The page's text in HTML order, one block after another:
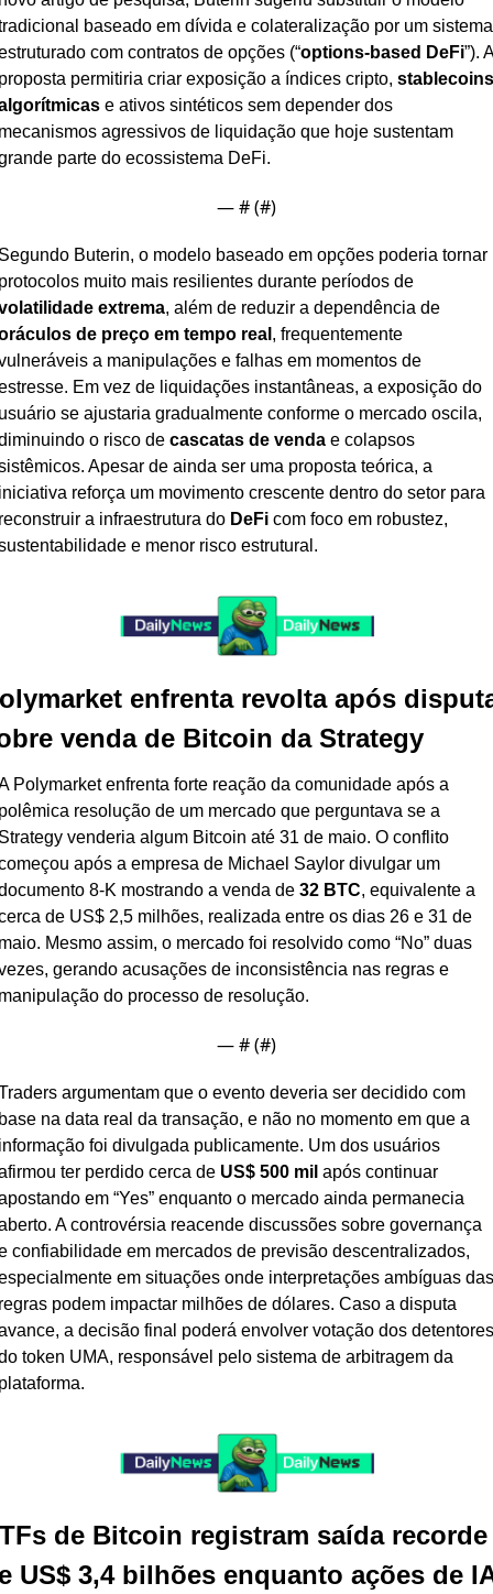
baseado em dívida e colateralização por um sistema
com contratos de opções (“options-based DeFi”). A
permitiria criar exposição a índices cripto, stablecoins
e ativos sintéticos sem depender dos
agressivos de liquidação que hoje sustentam
parte do ecossistema DeFi.
— # (#)
Buterin, o modelo baseado em opções poderia tornar
extrema
de preço em tempo real , frequentemente
a manipulações e falhas em momentos de
Em vez de liquidações instantâneas, a exposição do
se ajustaria gradualmente conforme o mercado oscila,
o risco de cascatas de venda e colapsos
Apesar de ainda ser uma proposta teórica, a
reforça um movimento crescente dentro do setor para
a infraestrutura do DeFi com foco em robustez,
e menor risco estrutural.
enfrenta revolta após
venda de Bitcoin da Strategy
Polymarket enfrenta forte reação da comunidade após a
resolução de um mercado que perguntava se a
venderia algum Bitcoin até 31 de maio. O conflito
após a empresa de Michael Saylor divulgar um
8-K mostrando a venda de 32 BTC, equivalente a
de US$ 2,5 milhões, realizada entre os dias 26 e 31 de
Mesmo assim, o mercado foi resolvido como “No” duas
gerando acusações de inconsistência nas regras e
do processo de resolução.
— # (#)
argumentam que o evento deveria ser decidido com
na data real da transação, e não no momento em que a
foi divulgada publicamente. Um dos usuários
ter perdido cerca de US$ 500 mil após continuar
em “Yes” enquanto o mercado ainda permanecia
A controvérsia reacende discussões sobre governança
confiabilidade em mercados de previsão descentralizados,
em situações onde interpretações ambíguas das
podem impactar milhões de dólares. Caso a disputa
a decisão final poderá envolver votação dos detentores
token UMA, responsável pelo sistema de arbitragem da
de Bitcoin registram saída recorde
US$ 3,4 bilhões enquanto ações de